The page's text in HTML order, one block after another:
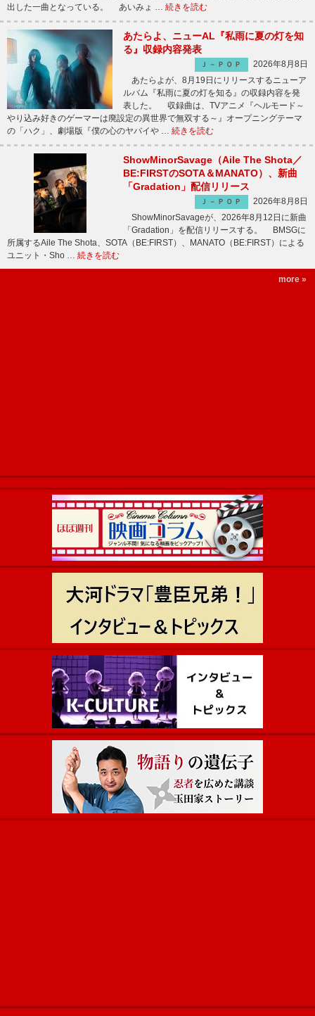
出した一曲となっている。 あいみょ … 続きを読む
あたらよ、ニューAL『私雨に夏の灯を知
る』収録内容発表
Ｊ－ＰＯＰ
2026年8月8日
あたらよが、8月19日にリリースするニューア
ルバム『私雨に夏の灯を知る』の収録内容を発
表した。 収録曲は、TVアニメ『ヘルモード～
やり込み好きのゲーマーは廃設定の異世界で無双する～』オープニングテーマ
の「ハク」、劇場版『僕の心のヤバイや … 続きを読む
ShowMinorSavage（Aile The Shota／
BE:FIRSTのSOTA＆MANATO）、新曲
「Gradation」配信リリース
Ｊ－ＰＯＰ
2026年8月8日
ShowMinorSavageが、2026年8月12日に新曲
「Gradation」を配信リリースする。 BMSGに
所属するAile The Shota、SOTA（BE:FIRST）、MANATO（BE:FIRST）による
ユニット・Sho … 続きを読む
more »